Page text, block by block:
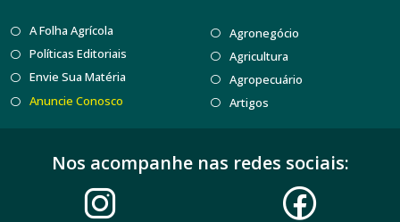
A Folha Agrícola
Políticas Editoriais
Envie Sua Matéria
Anuncie Conosco
Agronegócio
Agricultura
Agropecuário
Artigos
Nos acompanhe nas redes sociais: